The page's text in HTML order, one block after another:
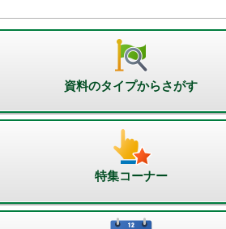
資料のタイプからさがす
特集コーナー